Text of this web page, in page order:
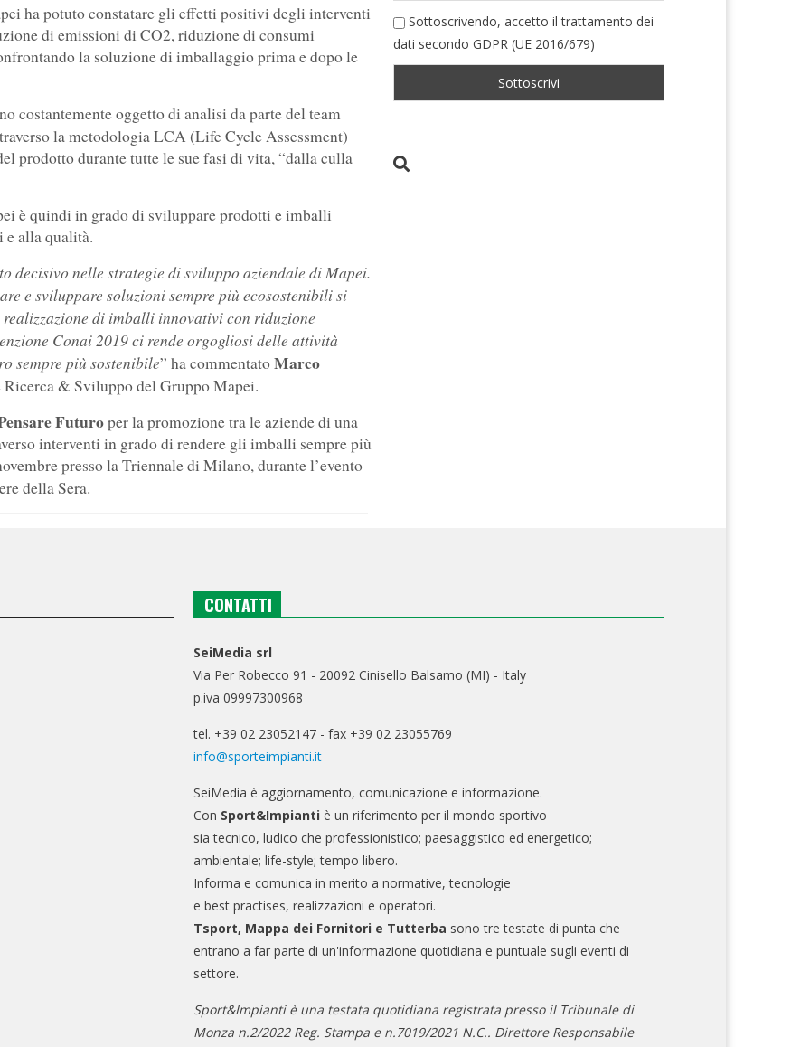
ha potuto constatare gli effetti positivi degli interventi
di emissioni di CO2, riduzione di consumi
la soluzione di imballaggio prima e dopo le
costantemente oggetto di analisi da parte del team
la metodologia LCA (Life Cycle Assessment)
prodotto durante tutte le sue fasi di vita, “dalla culla
è quindi in grado di sviluppare prodotti e imballi
e alla qualità.
decisivo nelle strategie di sviluppo aziendale di Mapei.
e sviluppare soluzioni sempre più ecosostenibili si
di imballi innovativi con riduzione
Conai 2019 ci rende orgogliosi delle attività
sempre più sostenibile” ha commentatoMarco
& Sviluppo del Gruppo Mapei.
Futuroper la promozione tra le aziende di una
interventi in grado di rendere gli imballi sempre più
presso la Triennale di Milano, durante l’evento
della Sera.
Sottoscrivendo, accetto il trattamento dei
dati secondo GDPR (UE 2016/679)
CONTATTI
SeiMedia srl
Via Per Robecco 91 - 20092 Cinisello Balsamo (MI) - Italy
p.iva 09997300968
tel. +39 02 23052147 - fax +39 02 23055769
info@sporteimpianti.it
SeiMedia è aggiornamento, comunicazione e informazione.
Con Sport&Impianti è un riferimento per il mondo sportivo
sia tecnico, ludico che professionistico; paesaggistico ed energetico;
ambientale; life-style; tempo libero.
Informa e comunica in merito a normative, tecnologie
e best practises, realizzazioni e operatori.
Tsport, Mappa dei Fornitori e Tutterba sono tre testate di punta che
entrano a far parte di un'informazione quotidiana e puntuale sugli eventi di
settore.
Sport&Impianti è una testata quotidiana registrata presso il Tribunale di
Monza n.2/2022 Reg. Stampa e n.7019/2021 N.C.. Direttore Responsabile